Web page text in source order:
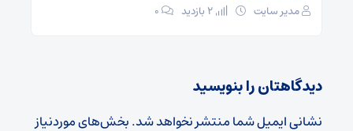
مدیر سایت ۰
دیدگاهتان را بنویسید
نشانی ایمیل شما منتشر نخواهد شد.بخش‌های موردنیاز